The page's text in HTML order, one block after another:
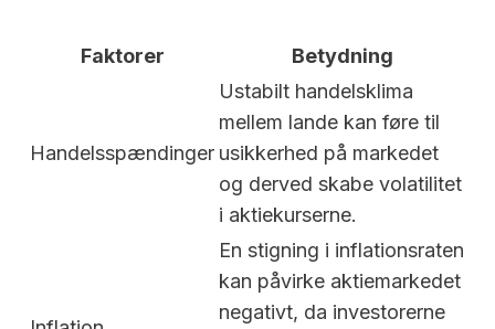
Faktorer Betydning
Handelsspændinger
Ustabilt handelsklima
mellem lande kan føre til
usikkerhed på markedet
og derved skabe volatilitet
i aktiekurserne.
En stigning i inflationsraten
kan påvirke aktiemarkedet
negativt, da investorerne